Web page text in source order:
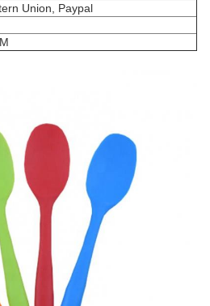
Union, Paypal